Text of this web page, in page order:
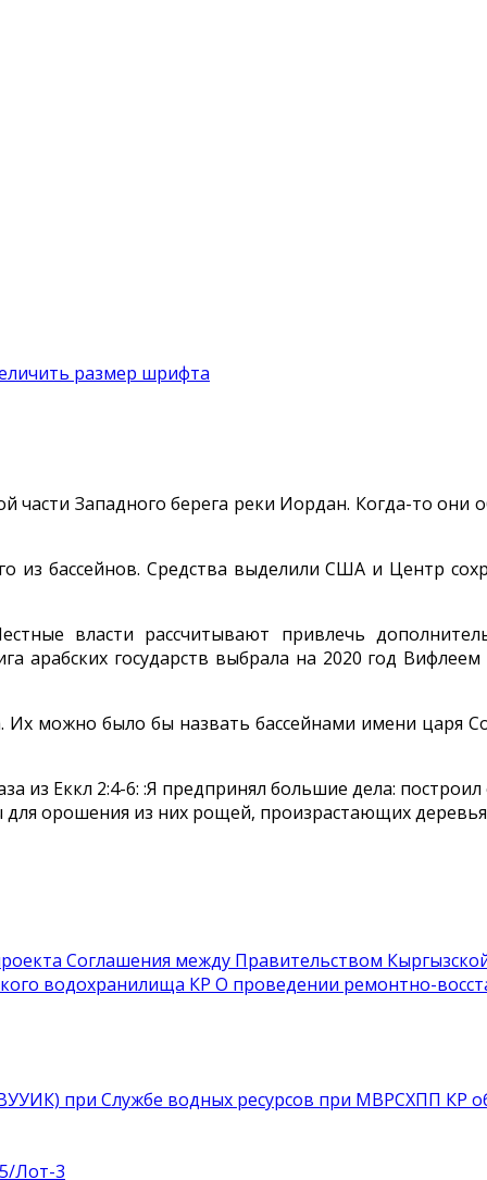
Западного берега реки Иордан. Когда-то они
из бассейнов. Средства выделили США и Центр
власти рассчитывают привлечь
арабских государств выбрала на 2020 год Вифлеем
можно было бы назвать бассейнами имени царя
из Еккл 2:4-6: :Я предпринял большие дела:
для орошения из них рощей, произрастающих
Соглашения между Правительством
водохранилища КР О проведении ремонтно-
при Службе водных ресурсов при МВРСХПП КР
Лот-3